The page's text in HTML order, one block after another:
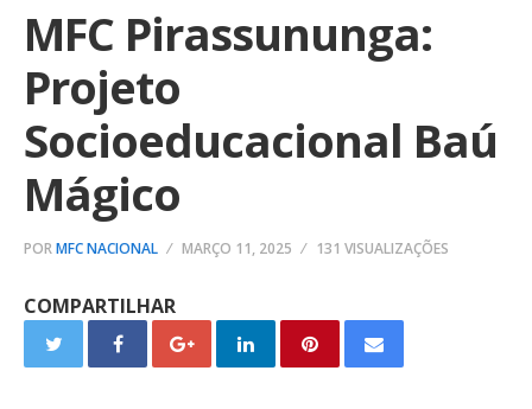
MFC Pirassununga:
Projeto
Socioeducacional Baú
Mágico
PORMFC NACIONAL MARÇO 11, 2025 131 VISUALIZAÇÕES
COMPARTILHAR